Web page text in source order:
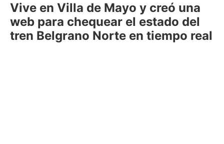
Vive en Villa de Mayo y creó una
web para chequear el estado del
tren Belgrano Norte en tiempo real